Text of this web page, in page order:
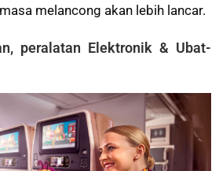
melancong akan lebih lancar.
peralatan Elektronik & Ubat-